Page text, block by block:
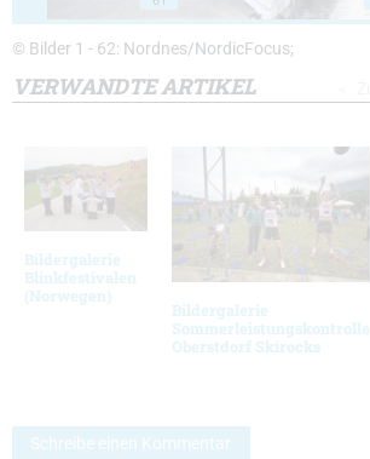
© Bilder 1 - 62: Nordnes/NordicFocus;
VERWANDTE ARTIKEL
Bildergalerie
Blinkfestivalen
(Norwegen)
Bildergalerie
Sommerleistungskontrolle
Oberstdorf Skirocks
Schreibe einen Kommentar